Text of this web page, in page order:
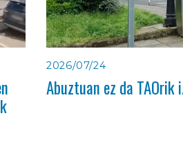
2026/07/24
Abuztuan ez da TAOrik